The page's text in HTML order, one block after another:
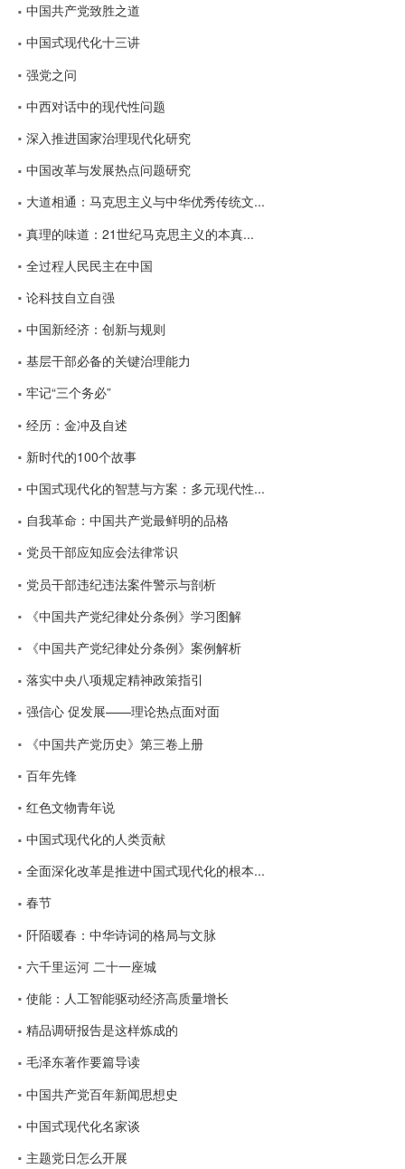
中国共产党致胜之道
中国式现代化十三讲
强党之问
中西对话中的现代性问题
深入推进国家治理现代化研究
中国改革与发展热点问题研究
大道相通：马克思主义与中华优秀传统文...
真理的味道：21世纪马克思主义的本真...
全过程人民民主在中国
论科技自立自强
中国新经济：创新与规则
基层干部必备的关键治理能力
牢记“三个务必”
经历：金冲及自述
新时代的100个故事
中国式现代化的智慧与方案：多元现代性...
自我革命：中国共产党最鲜明的品格
党员干部应知应会法律常识
党员干部违纪违法案件警示与剖析
《中国共产党纪律处分条例》学习图解
《中国共产党纪律处分条例》案例解析
落实中央八项规定精神政策指引
强信心 促发展——理论热点面对面
《中国共产党历史》第三卷上册
百年先锋
红色文物青年说
中国式现代化的人类贡献
全面深化改革是推进中国式现代化的根本...
春节
阡陌暖春：中华诗词的格局与文脉
六千里运河 二十一座城
使能：人工智能驱动经济高质量增长
精品调研报告是这样炼成的
毛泽东著作要篇导读
中国共产党百年新闻思想史
中国式现代化名家谈
主题党日怎么开展